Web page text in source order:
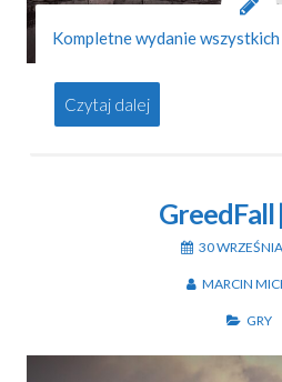
Kompletne wydanie
Czytaj dalej
GreedFall
30
MARCIN
GRY